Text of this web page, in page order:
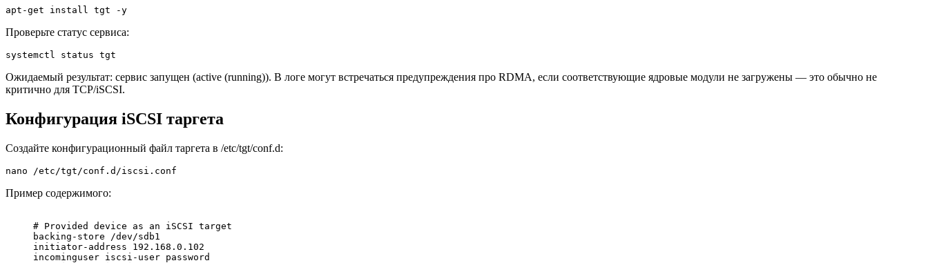
apt-get install tgt -y
Проверьте статус сервиса:
systemctl status tgt
Ожидаемый результат: сервис запущен (active (running)). В логе могут встречаться предупреждения про RDMA, если соответствующие ядровые модули не загружены — это обычно не
критично для TCP/iSCSI.
Конфигурация iSCSI таргета
Создайте конфигурационный файл таргета в /etc/tgt/conf.d:
nano /etc/tgt/conf.d/iscsi.conf
Пример содержимого:
     # Provided device as an iSCSI target
     backing-store /dev/sdb1
     initiator-address 192.168.0.102
     incominguser iscsi-user password